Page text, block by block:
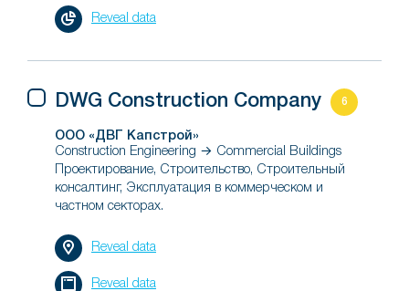
Reveal data
DWG Construction Company 6
ООО «ДВГ Капстрой»
Construction Engineering → Commercial Buildings
Проектирование, Строительство, Строительный
консалтинг, Эксплуатация в коммерческом и
частном секторах.
Reveal data
Reveal data